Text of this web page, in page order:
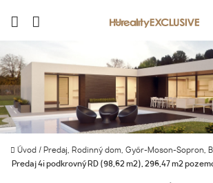
Úvod / Predaj, Rodinný dom, Győr-Moson-Sopron,
Predaj 4i podkrovný RD (98,62 m2), 296,47 m2